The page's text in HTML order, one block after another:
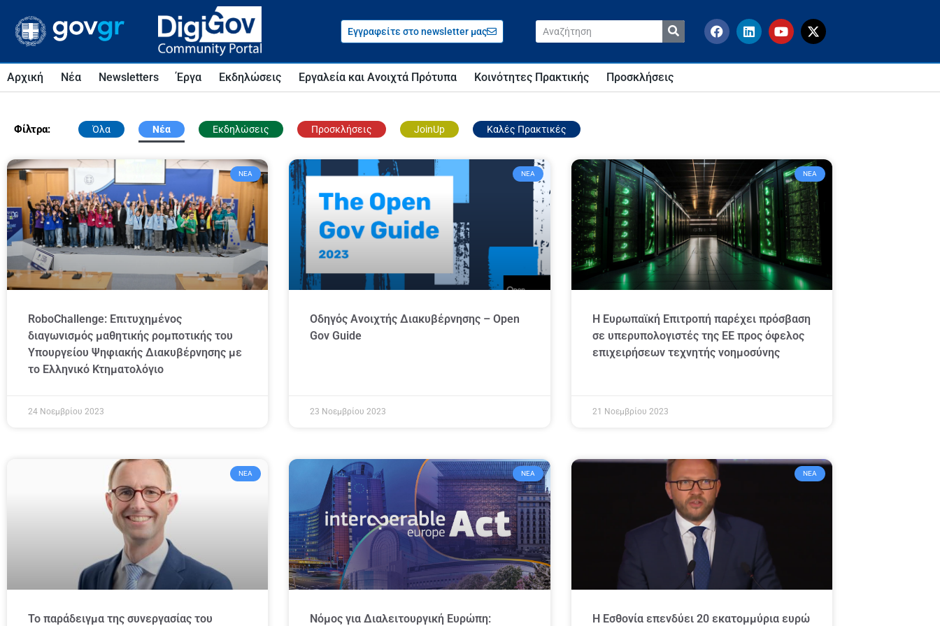
Εγγραφείτε στο newsletter μας
Αρχική Νέα Newsletters Έργα Εκδηλώσεις Εργαλεία και Ανοιχτά Πρότυπα Κοινότητες Πρακτικής Προσκλήσεις
Φίλτρα: Όλα Νέα Εκδηλώσεις Προσκλήσεις JoinUp Καλές Πρακτικές
ΝΈΑ
RoboChallenge: Επιτυχημένος
διαγωνισμός μαθητικής ρομποτικής του
Υπουργείου Ψηφιακής Διακυβέρνησης με
το Ελληνικό Κτηματολόγιο
24 Νοεμβρίου 2023
ΝΈΑ
Οδηγός Ανοιχτής Διακυβέρνησης – Open
Gov Guide
23 Νοεμβρίου 2023
ΝΈΑ
Η Ευρωπαϊκή Επιτροπή παρέχει πρόσβαση
σε υπερυπολογιστές της ΕΕ προς όφελος
επιχειρήσεων τεχνητής νοημοσύνης
21 Νοεμβρίου 2023
ΝΈΑ
Το παράδειγμα της συνεργασίας του
ΝΈΑ
Νόμος για Διαλειτουργική Ευρώπη:
ΝΈΑ
Η Εσθονία επενδύει 20 εκατομμύρια ευρώ